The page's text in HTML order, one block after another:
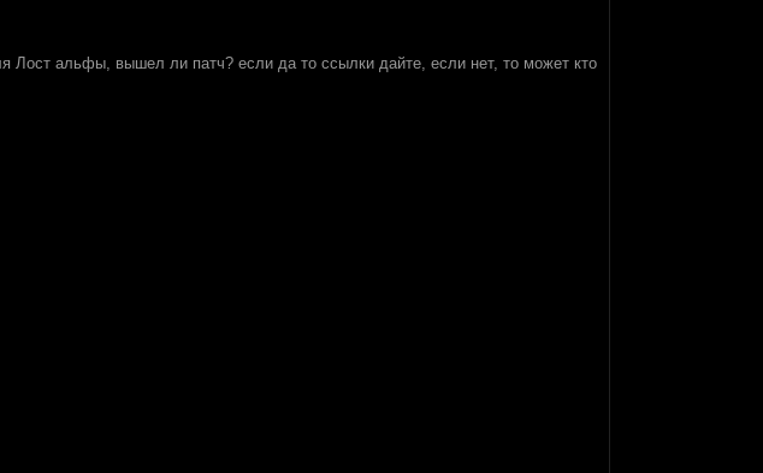
Лост альфы, вышел ли патч? если да то ссылки дайте, если нет, то может кто